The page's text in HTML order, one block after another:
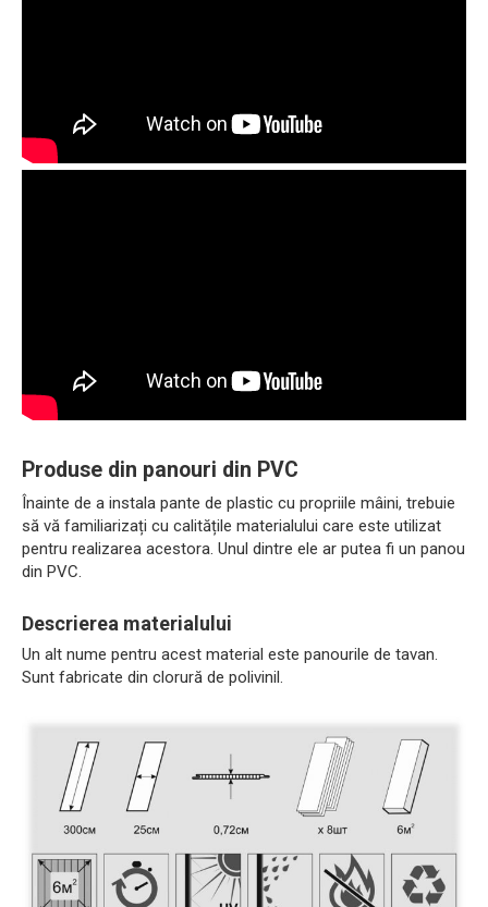
Produse din panouri din PVC
Înainte de a instala pante de plastic cu propriile mâini, trebuie
să vă familiarizați cu calitățile materialului care este utilizat
pentru realizarea acestora. Unul dintre ele ar putea fi un panou
din PVC.
Descrierea materialului
Un alt nume pentru acest material este panourile de tavan.
Sunt fabricate din clorură de polivinil.